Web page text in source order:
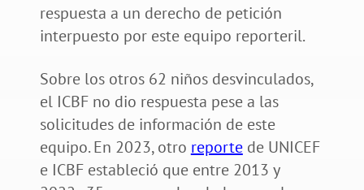
respuesta a un derecho de petición
interpuesto por este equipo reporteril.
Sobre los otros 62 niños desvinculados,
el ICBF no dio respuesta pese a las
solicitudes de información de este
equipo. En 2023, otro reportede UNICEF
e ICBF estableció que entre 2013 y